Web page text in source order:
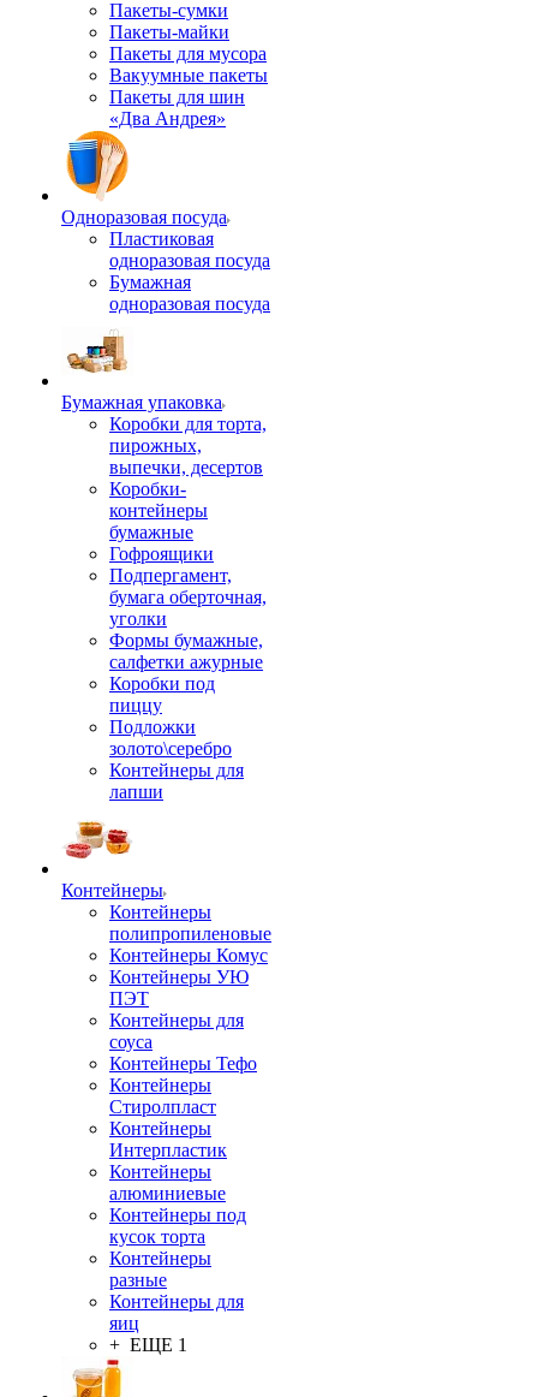
Пакеты-сумки
Пакеты-майки
Пакеты для мусора
Вакуумные пакеты
Пакеты для шин
«Два Андрея»
Одноразовая посуда
Пластиковая
одноразовая посуда
Бумажная
одноразовая посуда
Бумажная упаковка
Коробки для торта,
пирожных,
выпечки, десертов
Коробки-
контейнеры
бумажные
Гофроящики
Подпергамент,
бумага оберточная,
уголки
Формы бумажные,
салфетки ажурные
Коробки под
пиццу
Подложки
золото\серебро
Контейнеры для
лапши
Контейнеры
Контейнеры
полипропиленовые
Контейнеры Комус
Контейнеры УЮ
ПЭТ
Контейнеры для
соуса
Контейнеры Тефо
Контейнеры
Стиролпласт
Контейнеры
Интерпластик
Контейнеры
алюминиевые
Контейнеры под
кусок торта
Контейнеры
разные
Контейнеры для
яиц
+ ЕЩЕ 1